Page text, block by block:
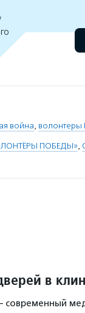
война,
ПОБЕДЫ»,
в
современный